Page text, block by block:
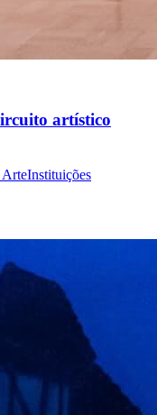
artístico
ArteInstituições